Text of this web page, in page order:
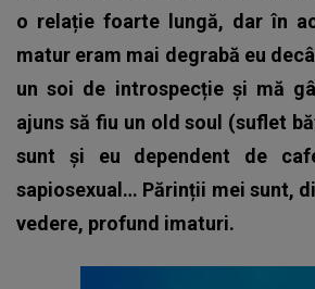
o relație foarte lungă, dar în
matur eram mai degrabă eu
un soi de introspecție și mă
ajuns să fiu un old soul (suflet
sunt și eu dependent de
sapiosexual… Părinții mei sunt,
vedere, profund imaturi.